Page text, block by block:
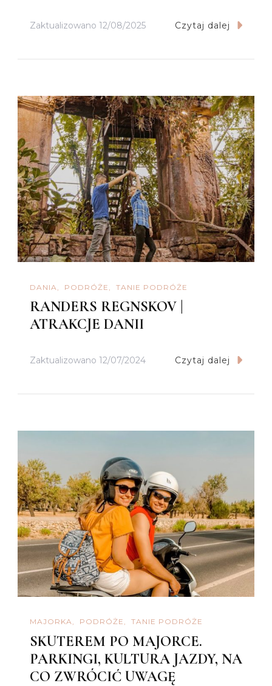
Zaktualizowano 12/08/2025 Czytaj dalej
DANIA PODRÓŻE TANIE PODRÓŻE
RANDERS REGNSKOV |
ATRAKCJE DANII
Zaktualizowano 12/07/2024 Czytaj dalej
MAJORKA PODRÓŻE TANIE PODRÓŻE
SKUTEREM PO MAJORCE.
PARKINGI, KULTURA JAZDY, NA
CO ZWRÓCIĆ UWAGĘ